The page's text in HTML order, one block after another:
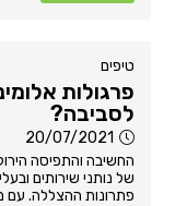
טיפים
פרגולות
לסביבה?
20/07/2021
החשיבה והתפיסה
של נותני שירותים
פתרונות ההצללה. עם